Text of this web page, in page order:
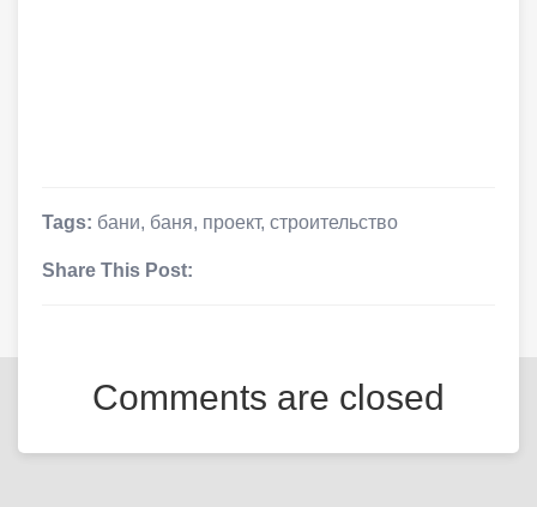
Tags: бани, баня, проект, строительство
Share This Post:
Comments are closed